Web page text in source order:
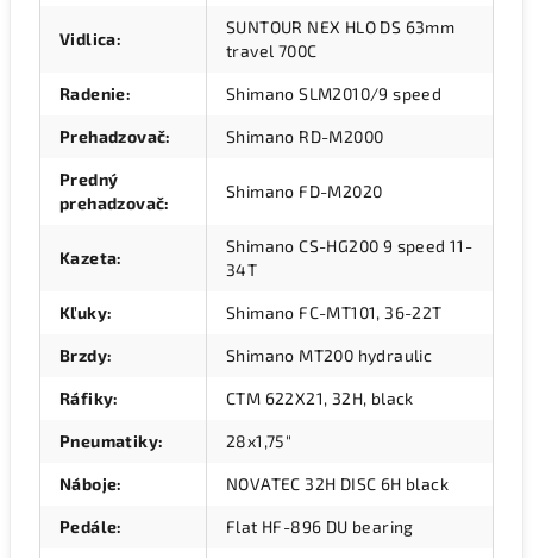
Vidlica:
SUNTOUR NEX HLO DS 63mm
travel 700C
Radenie: Shimano SLM2010/9 speed
Prehadzovač: Shimano RD-M2000
Predný
prehadzovač:
Shimano FD-M2020
Kazeta:
Shimano CS-HG200 9 speed 11-
34T
Kľuky: Shimano FC-MT101, 36-22T
Brzdy: Shimano MT200 hydraulic
Ráfiky: CTM 622X21, 32H, black
Pneumatiky: 28x1,75"
Náboje: NOVATEC 32H DISC 6H black
Pedále: Flat HF-896 DU bearing